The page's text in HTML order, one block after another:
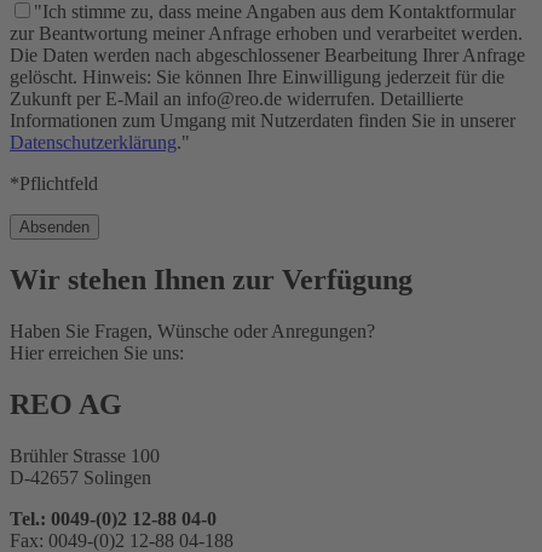
"Ich stimme zu, dass meine Angaben aus dem Kontaktformular
zur Beantwortung meiner Anfrage erhoben und verarbeitet werden.
Die Daten werden nach abgeschlossener Bearbeitung Ihrer Anfrage
gelöscht. Hinweis: Sie können Ihre Einwilligung jederzeit für die
Zukunft per E-Mail an info@reo.de widerrufen. Detaillierte
Informationen zum Umgang mit Nutzerdaten finden Sie in unserer
Datenschutzerklärung."
*Pflichtfeld
Wir stehen Ihnen zur Verfügung
Haben Sie Fragen, Wünsche oder Anregungen?
Hier erreichen Sie uns:
REO AG
Brühler Strasse 100
D-42657 Solingen
Tel.: 0049-(0)2 12-88 04-0
Fax: 0049-(0)2 12-88 04-188